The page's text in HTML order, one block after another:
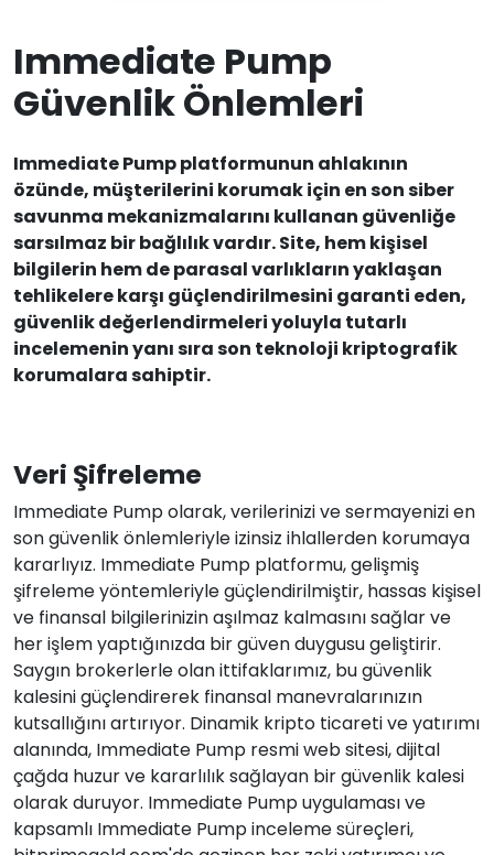
Immediate Pump
Güvenlik Önlemleri
Immediate Pump platformunun ahlakının
özünde, müşterilerini korumak için en son siber
savunma mekanizmalarını kullanan güvenliğe
sarsılmaz bir bağlılık vardır. Site, hem kişisel
bilgilerin hem de parasal varlıkların yaklaşan
tehlikelere karşı güçlendirilmesini garanti eden,
güvenlik değerlendirmeleri yoluyla tutarlı
incelemenin yanı sıra son teknoloji kriptografik
korumalara sahiptir.
Veri Şifreleme
Immediate Pump olarak, verilerinizi ve sermayenizi en
son güvenlik önlemleriyle izinsiz ihlallerden korumaya
kararlıyız. Immediate Pump platformu, gelişmiş
şifreleme yöntemleriyle güçlendirilmiştir, hassas kişisel
ve finansal bilgilerinizin aşılmaz kalmasını sağlar ve
her işlem yaptığınızda bir güven duygusu geliştirir.
Saygın brokerlerle olan ittifaklarımız, bu güvenlik
kalesini güçlendirerek finansal manevralarınızın
kutsallığını artırıyor. Dinamik kripto ticareti ve yatırımı
alanında, Immediate Pump resmi web sitesi, dijital
çağda huzur ve kararlılık sağlayan bir güvenlik kalesi
olarak duruyor. Immediate Pump uygulaması ve
kapsamlı Immediate Pump inceleme süreçleri,